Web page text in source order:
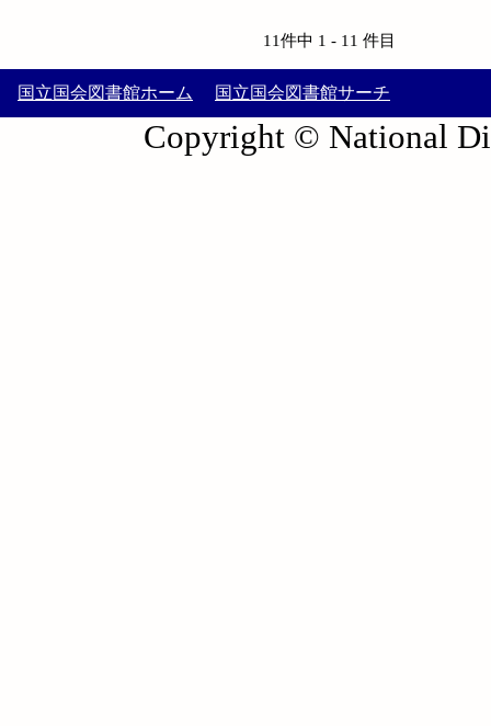
11件中 1 - 11 件目
国立国会図書館ホーム 国立国会図書館サーチ
Copyright © National